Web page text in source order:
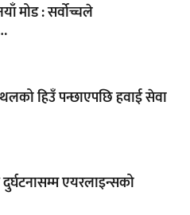
मोड : सर्वोच्चले
हिउँ पन्छाएपछि हवाई सेवा
एयरलाइन्सको